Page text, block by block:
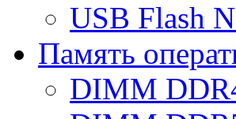
USB Flash
Память
DIMM